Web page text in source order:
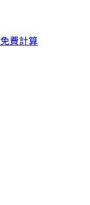
免費計算